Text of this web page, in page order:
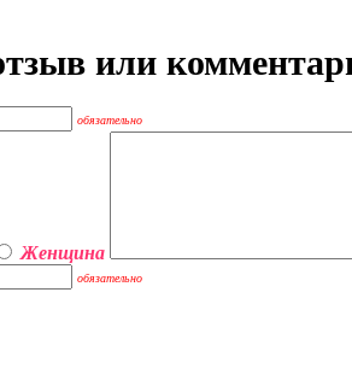
или
обязательно
Женщина
обязательно